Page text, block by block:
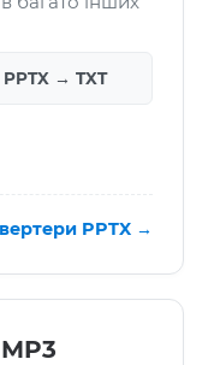
PPTX → TXT
PPTX →